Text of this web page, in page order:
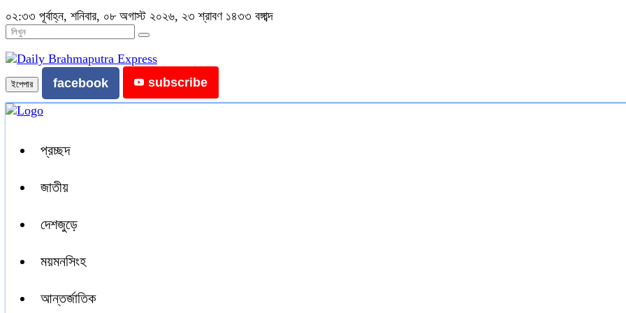
০২:৩৩ পূর্বাহ্ন, শনিবার, ০৮ অগাস্ট ২০২৬, ২৩ শ্রাবণ ১৪৩৩ বঙ্গাব্দ
ইপেপার facebook subscribe
প্রচ্ছদ
জাতীয়
দেশজুড়ে
ময়মনসিংহ
আন্তর্জাতিক